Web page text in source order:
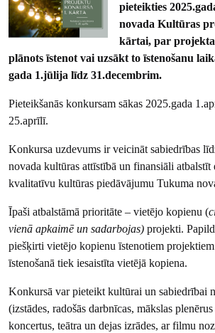
pieteikties
novada Kultūras
kārtai, par
plānots īstenot vai uzsākt to īstenošanu
gada 1.jūlija līdz 31.decembrim.
Pieteikšanās konkursam sākas 2025.gada
25.aprīlī.
Konkursa uzdevums ir veicināt sabiedrības
novada kultūras attīstībā un finansiāli atbalstīt
kvalitatīvu kultūras piedāvājumu Tukuma
Īpaši atbalstāmā prioritāte – vietējo kopienu (
vienā apkaimē un sadarbojas) projekti.
piešķirti vietējo kopienu īstenotiem
īstenošanā tiek iesaistīta vietējā kopiena.
Konkursā var pieteikt kultūrai un sabiedrībai
(izstādes, radošās darbnīcas, mākslas
koncertus, teātra un dejas izrādes, ar filmu